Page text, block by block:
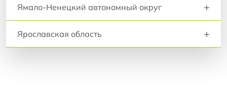
Ямало-Ненецкий автономный округ +
Ярославская область +